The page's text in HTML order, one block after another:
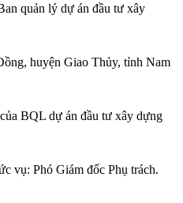
quản lý dự án đầu tư xây
huyện Giao Thủy, tỉnh Nam
BQL dự án đầu tư xây dựng
Phó Giám đốc Phụ trách.